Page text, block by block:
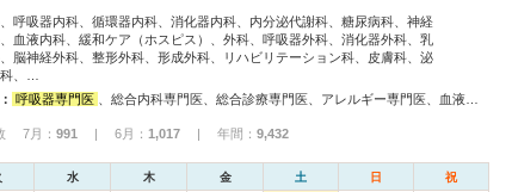
呼吸器内科、循環器内科、消化器内科、内分泌代謝科、糖尿病科、神経
血液内科、緩和ケア（ホスピス）、外科、呼吸器外科、消化器外科、乳
脳神経外科、整形外科、形成外科、リハビリテーション科、皮膚科、泌
、…
呼吸器専門医 、総合内科専門医、総合診療専門医、アレルギー専門医、血液専門医、外科専門医、糖尿病専門医、呼吸器外科専門医、気管支鏡専門医、循環器専門医、不整脈専門医、消化器病専門医、消化器外科専門医、肝臓専門医、消化器内視鏡専門医、泌尿器科専門医、脳血管内治療専門医、神経内科専門医、脳神経外科専門医、整形外科専門医、脊椎脊髄外科専門医、形成外科専門医、熱傷専門医、皮膚科専門医、眼科専門医、耳鼻咽喉科専門医、小児科専門医、麻酔科専門医、病理専門医、口腔外科専門医、歯科麻酔専門医、核医学専門医、放射線科専門医、がん薬物療法専門医、がん治療認定医
7月： 991 | 6月： 1,017 | 年間： 9,432
水 木 金 土 日 祝